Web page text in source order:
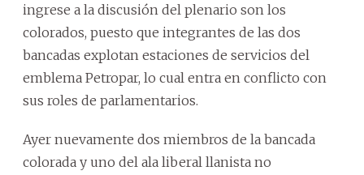
ingrese a la discusión del plenario son los
colorados, puesto que integrantes de las dos
bancadas explotan estaciones de servicios del
emblema Petropar, lo cual entra en conflicto con
sus roles de parlamentarios.
Ayer nuevamente dos miembros de la bancada
colorada y uno del ala liberal llanista no